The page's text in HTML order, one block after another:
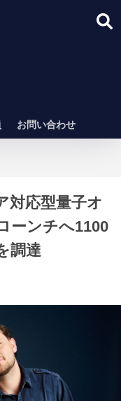
お問い合わせ
対応型量子オ
ーンチへ1100
調達